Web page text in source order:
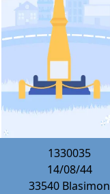
1330035
14/08/44
33540 Blasimon